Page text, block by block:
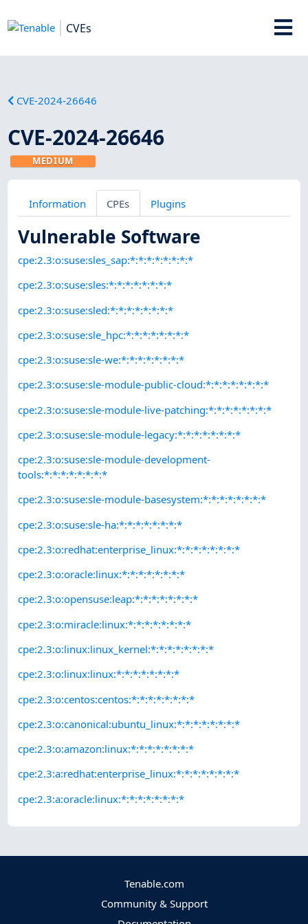
CVEs
CVE-2024-26646
CVE-2024-26646
MEDIUM
Information CPEs Plugins
Vulnerable Software
cpe:2.3:o:suse:sles_sap:*:*:*:*:*:*:*:*
cpe:2.3:o:suse:sles:*:*:*:*:*:*:*:*
cpe:2.3:o:suse:sled:*:*:*:*:*:*:*:*
cpe:2.3:o:suse:sle_hpc:*:*:*:*:*:*:*:*
cpe:2.3:o:suse:sle-we:*:*:*:*:*:*:*:*
cpe:2.3:o:suse:sle-module-public-cloud:*:*:*:*:*:*:*:*
cpe:2.3:o:suse:sle-module-live-patching:*:*:*:*:*:*:*:*
cpe:2.3:o:suse:sle-module-legacy:*:*:*:*:*:*:*:*
cpe:2.3:o:suse:sle-module-development-
tools:*:*:*:*:*:*:*:*
cpe:2.3:o:suse:sle-module-basesystem:*:*:*:*:*:*:*:*
cpe:2.3:o:suse:sle-ha:*:*:*:*:*:*:*:*
cpe:2.3:o:redhat:enterprise_linux:*:*:*:*:*:*:*:*
cpe:2.3:o:oracle:linux:*:*:*:*:*:*:*:*
cpe:2.3:o:opensuse:leap:*:*:*:*:*:*:*:*
cpe:2.3:o:miracle:linux:*:*:*:*:*:*:*:*
cpe:2.3:o:linux:linux_kernel:*:*:*:*:*:*:*:*
cpe:2.3:o:linux:linux:*:*:*:*:*:*:*:*
cpe:2.3:o:centos:centos:*:*:*:*:*:*:*:*
cpe:2.3:o:canonical:ubuntu_linux:*:*:*:*:*:*:*:*
cpe:2.3:o:amazon:linux:*:*:*:*:*:*:*:*
cpe:2.3:a:redhat:enterprise_linux:*:*:*:*:*:*:*:*
cpe:2.3:a:oracle:linux:*:*:*:*:*:*:*:*
Tenable.com
Community & Support